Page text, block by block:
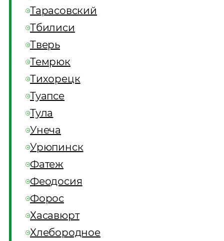
Тарасовский
Тбилиси
Тверь
Темрюк
Тихорецк
Туапсе
Тула
Унеча
Урюпинск
Фатеж
Феодосия
Форос
Хасавюрт
Хлебородное